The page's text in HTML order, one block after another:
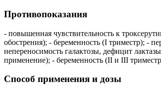
Противопоказания
- повышенная чувствительность к
обострения); - беременность (I триместр); -
непереносимость галактозы, дефицит
применение); - беременность (II и III
Способ применения и дозы